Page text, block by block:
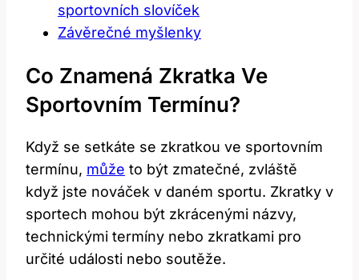
sportovních slovíček
Závěrečné myšlenky
Co Znamená Zkratka Ve
Sportovním Termínu?
Když se setkáte se zkratkou ve sportovním
termínu, může to být zmatečné, zvláště
když jste nováček v daném sportu. Zkratky v
sportech mohou být zkrácenými názvy,
technickými termíny nebo zkratkami pro
určité události nebo soutěže.